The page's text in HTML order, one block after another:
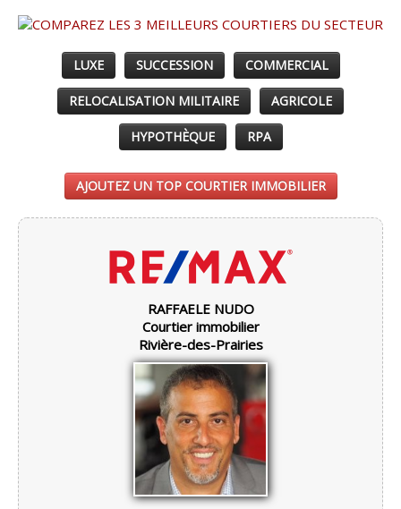
ESPACE COURTIER ▼
LUXE SUCCESSION COMMERCIAL
RELOCALISATION MILITAIRE AGRICOLE
HYPOTHÈQUE RPA
AJOUTEZ UN TOP COURTIER IMMOBILIER
RAFFAELE NUDO
Courtier immobilier
Rivière-des-Prairies